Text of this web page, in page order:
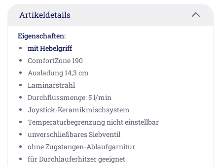
Artikeldetails
Eigenschaften:
mit Hebelgriff
ComfortZone 190
Ausladung 14,3 cm
Laminarstrahl
Durchflussmenge: 5 l/min
Joystick-Keramikmischsystem
Temperaturbegrenzung nicht einstellbar
unverschließbares Siebventil
ohne Zugstangen-Ablaufgarnitur
für Durchlauferhitzer geeignet